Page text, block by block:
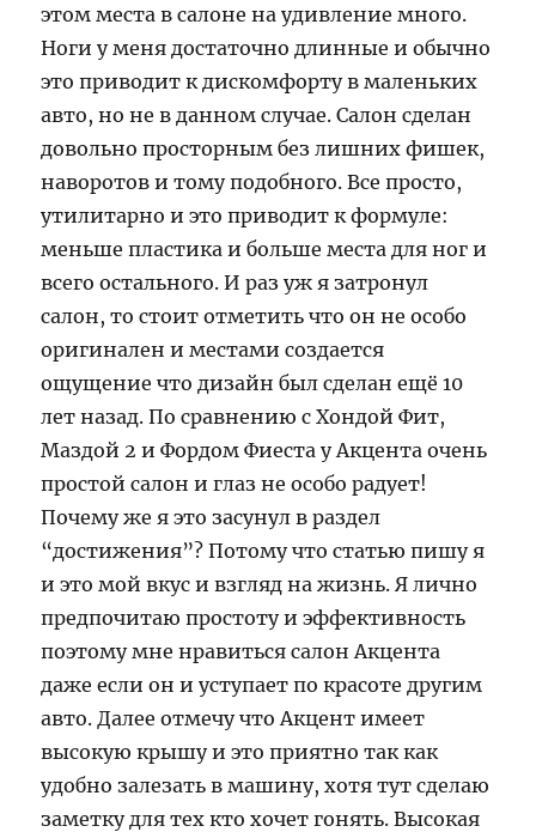
этом места в салоне на удивление много.
Ноги у меня достаточно длинные и обычно
это приводит к дискомфорту в маленьких
авто, но не в данном случае. Салон сделан
довольно просторным без лишних фишек,
наворотов и тому подобного. Все просто,
утилитарно и это приводит к формуле:
меньше пластика и больше места для ног и
всего остального. И раз уж я затронул
салон, то стоит отметить что он не особо
оригинален и местами создается
ощущение что дизайн был сделан ещё 10
лет назад. По сравнению с Хондой Фит,
Маздой 2 и Фордом Фиеста у Акцента очень
простой салон и глаз не особо радует!
Почему же я это засунул в раздел
“достижения”? Потому что статью пишу я
и это мой вкус и взгляд на жизнь. Я лично
предпочитаю простоту и эффективность
поэтому мне нравиться салон Акцента
даже если он и уступает по красоте другим
авто. Далее отмечу что Акцент имеет
высокую крышу и это приятно так как
удобно залезать в машину, хотя тут сделаю
заметку для тех кто хочет гонять. Высокая